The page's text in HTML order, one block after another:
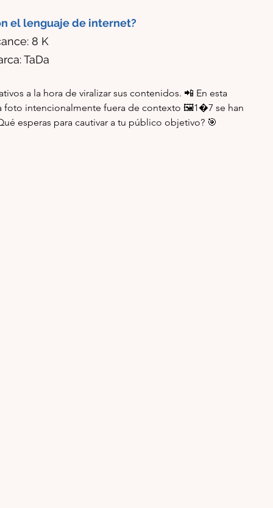
el lenguaje de internet?
8 K
TaDa
a la hora de viralizar sus contenidos. 📲 En esta
foto intencionalmente fuera de contexto 🖼︄1�7 se han
esperas para cautivar a tu público objetivo? 🎯